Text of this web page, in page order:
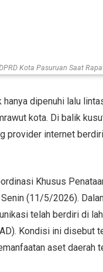
Kota Pasuruan Saat
dipenuhi lalu
kota. Di balik
provider internet
Khusus
(11/5/2026).
telah berdiri di
Kondisi ini disebut
aset daerah